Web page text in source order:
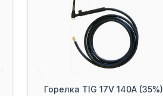
Горелка TIG 17V 140A (35%),